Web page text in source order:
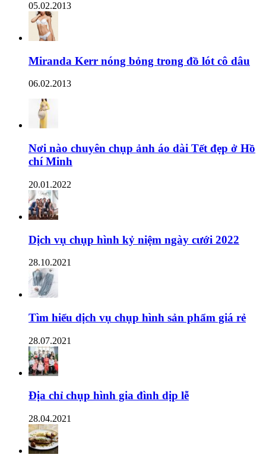
05.02.2013
Miranda Kerr nóng bỏng trong đồ lót cô dâu
06.02.2013
Nơi nào chuyên chụp ảnh áo dài Tết đẹp ở Hồ
chí Minh
20.01.2022
Dịch vụ chụp hình kỷ niệm ngày cưới 2022
28.10.2021
Tìm hiểu dịch vụ chụp hình sản phẩm giá rẻ
28.07.2021
Địa chỉ chụp hình gia đình dịp lễ
28.04.2021